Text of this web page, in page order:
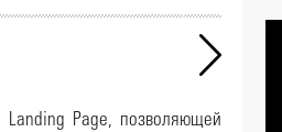
Landing Page, позволяющей